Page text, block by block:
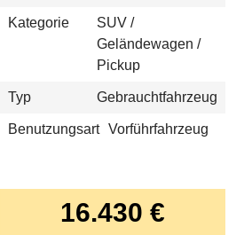
Kategorie
SUV /
Geländewagen /
Pickup
Typ Gebrauchtfahrzeug
Benutzungsart Vorführfahrzeug
16.430 €